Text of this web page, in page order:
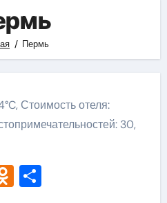
Пермь
Стоимость отеля:
30,
Odnoklassniki
Отправить